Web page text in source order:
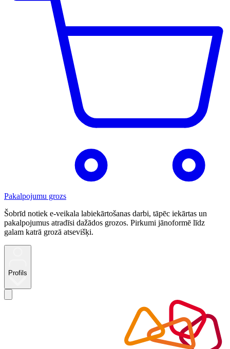
Pakalpojumu grozs
Šobrīd notiek e-veikala labiekārtošanas darbi, tāpēc iekārtas un
pakalpojumus atradīsi dažādos grozos. Pirkumi jānoformē līdz
galam katrā grozā atsevišķi.
Profils